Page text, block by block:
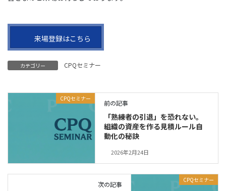
来場登録はこちら
カテゴリー CPQセミナー
CPQセミナー
前の記事
「熟練者の引退」を恐れない。
組織の資産を作る見積ルール自
動化の秘訣
2026年2月24日
CPQセミナー
次の記事